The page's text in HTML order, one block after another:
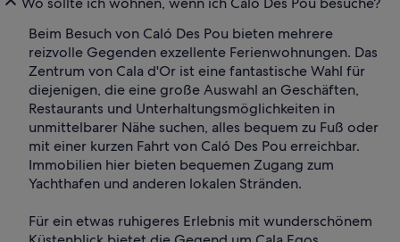
Beim Besuch von Caló Des Pou bieten mehrere
reizvolle Gegenden exzellente Ferienwohnungen. Das
Zentrum von Cala d'Or ist eine fantastische Wahl für
diejenigen, die eine große Auswahl an Geschäften,
Restaurants und Unterhaltungsmöglichkeiten in
unmittelbarer Nähe suchen, alles bequem zu Fuß oder
mit einer kurzen Fahrt von Caló Des Pou erreichbar.
Immobilien hier bieten bequemen Zugang zum
Yachthafen und anderen lokalen Stränden.
Für ein etwas ruhigeres Erlebnis mit wunderschönem